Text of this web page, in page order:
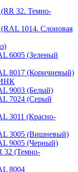
32. Темно-
1014. Слоновая
6005 (Зеленый
8017 (Коричневый)
9003 (Белый)
7024 (Серый
3011 (Красно-
3005 (Вишневый)
9005 (Черный)
32 (Темно-
8004